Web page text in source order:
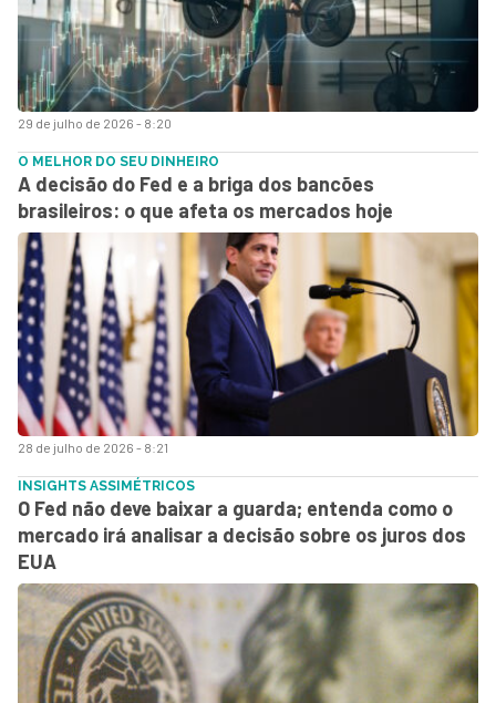
29 de julho de 2026 - 8:20
28 de julho de 2026 - 8:21
O MELHOR DO SEU DINHEIRO
A decisão do Fed e a briga dos bancões
brasileiros: o que afeta os mercados hoje
INSIGHTS ASSIMÉTRICOS
O Fed não deve baixar a guarda; entenda como o
mercado irá analisar a decisão sobre os juros dos
EUA